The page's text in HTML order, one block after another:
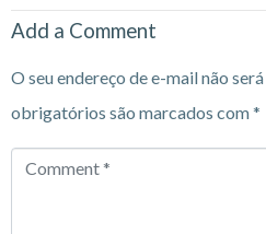
Add a Comment
O seu endereço de e-mail não
obrigatórios são marcados com*
Comment